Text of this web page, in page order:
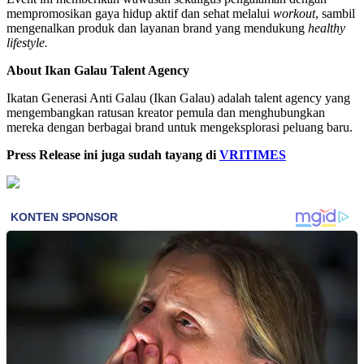
mempromosikan gaya hidup aktif dan sehat melalui workout, sambil
mengenalkan produk dan layanan brand yang mendukung healthy
lifestyle.
About Ikan Galau Talent Agency
Ikatan Generasi Anti Galau (Ikan Galau) adalah talent agency yang
mengembangkan ratusan kreator pemula dan menghubungkan
mereka dengan berbagai brand untuk mengeksplorasi peluang baru.
Press Release ini juga sudah tayang di VRITIMES